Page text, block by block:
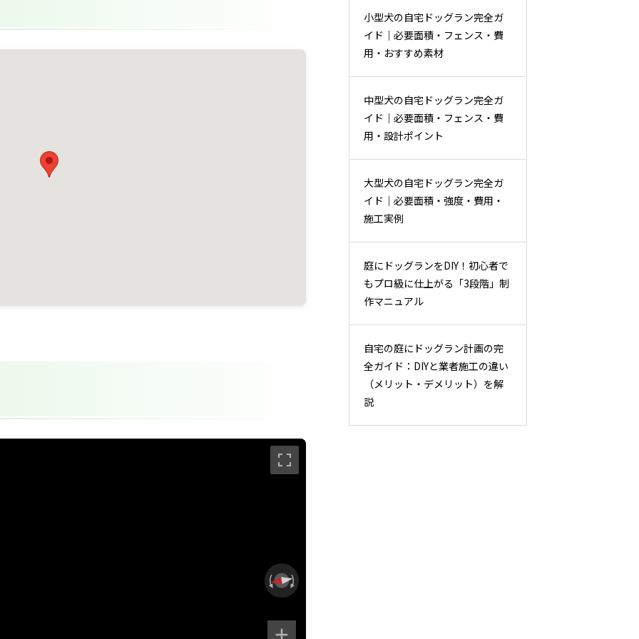
小型犬の自宅ドッグラン完全ガ
イド｜必要面積・フェンス・費
用・おすすめ素材
中型犬の自宅ドッグラン完全ガ
イド｜必要面積・フェンス・費
用・設計ポイント
大型犬の自宅ドッグラン完全ガ
イド｜必要面積・強度・費用・
施工実例
庭にドッグランをDIY！初心者で
もプロ級に仕上がる「3段階」制
作マニュアル
自宅の庭にドッグラン計画の完
全ガイド：DIYと業者施工の違い
（メリット・デメリット）を解
説